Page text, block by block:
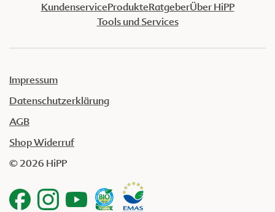
KundenserviceProdukteRatgeberÜber HiPP
Tools und Services
Impressum
Datenschutzerklärung
AGB
Shop Widerruf
© 2026 HiPP